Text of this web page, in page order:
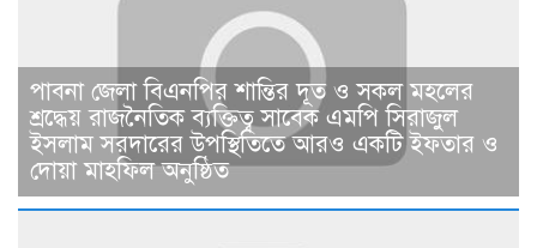
পাবনা জেলা বিএনপির শান্তির দূত ও সকল মহলের
শ্রদ্ধেয় রাজনৈতিক ব্যক্তিত্ব সাবেক এমপি সিরাজুল
ইসলাম সরদারের উপস্থিতিতে আরও একটি ইফতার ও
দোয়া মাহফিল অনুষ্ঠিত